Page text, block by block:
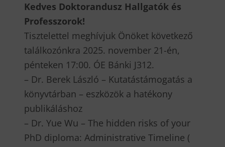
Kedves Doktorandusz Hallgatók és
Professzorok!
Tisztelettel meghívjuk Önöket következő
találkozónkra 2025. november 21-én,
pénteken 17:00. ÓE Bánki J312.
– Dr. Berek László – Kutatástámogatás a
könyvtárban – eszközök a hatékony
publikáláshoz
– Dr. Yue Wu – The hidden risks of your
PhD diploma: Administrative Timeline (